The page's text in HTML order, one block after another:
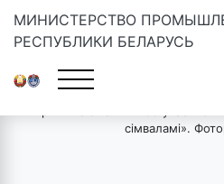
МИНИСТЕРСТВО
РЕСПУБЛИКИ БЕЛАРУСЬ
Главная»
сімваламі».